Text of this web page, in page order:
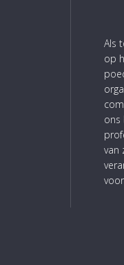
Als
op
ons
van